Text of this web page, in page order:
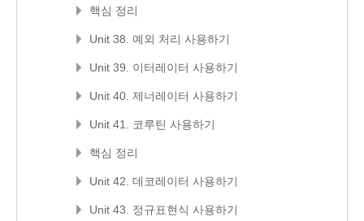
핵심 정리
Unit 38. 예외 처리 사용하기
Unit 39. 이터레이터 사용하기
Unit 40. 제너레이터 사용하기
Unit 41. 코루틴 사용하기
핵심 정리
Unit 42. 데코레이터 사용하기
Unit 43. 정규표현식 사용하기